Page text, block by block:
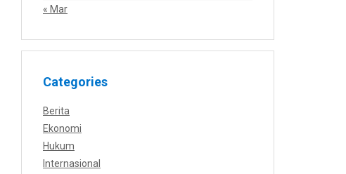
« Mar
Categories
Berita
Ekonomi
Hukum
Internasional